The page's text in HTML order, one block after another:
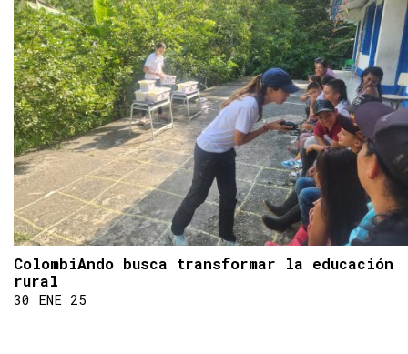
ColombiAndo busca transformar la educación
rural
30 ENE 25